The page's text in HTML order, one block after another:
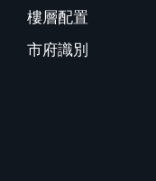
樓層配置
市府識別